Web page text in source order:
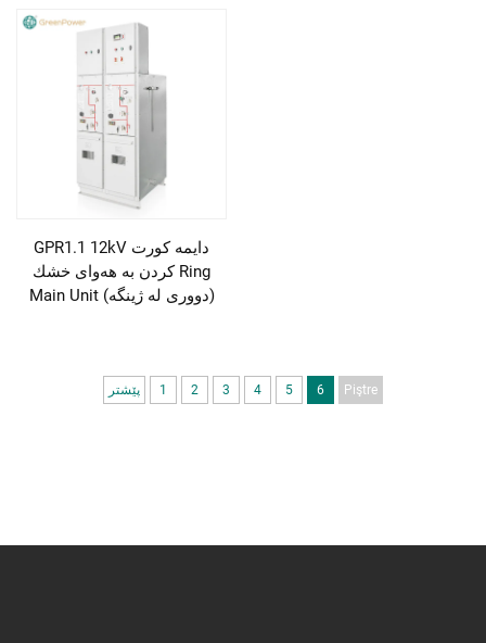
GPR1.1 12kV دايمه كورت
كردن بە هەواى خشك Ring
Main Unit (دوورى لە ژینگە)
پێشتر 1 2 3 4 5 6 Piştre